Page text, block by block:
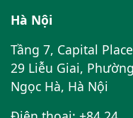
Hà Nội
Tầng 7, Capital
29 Liễu Giai, Phường
Ngọc Hà, Hà Nội